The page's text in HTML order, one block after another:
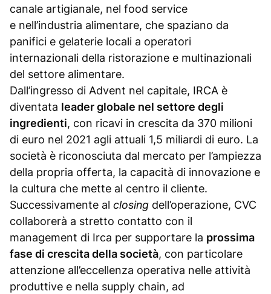
canale artigianale, nel food service
e nell’industria alimentare, che spaziano da
panifici e gelaterie locali a operatori
internazionali della ristorazione e multinazionali
del settore alimentare.
Dall’ingresso di Advent nel capitale, IRCA è
diventata leader globale nel settore degli
ingredienti, con ricavi in crescita da 370 milioni
di euro nel 2021 agli attuali 1,5 miliardi di euro. La
società è riconosciuta dal mercato per l’ampiezza
della propria offerta, la capacità di innovazione e
la cultura che mette al centro il cliente.
Successivamente al closing dell’operazione, CVC
collaborerà a stretto contatto con il
management di Irca per supportare la prossima
fase di crescita della società, con particolare
attenzione all’eccellenza operativa nelle attività
produttive e nella supply chain, ad